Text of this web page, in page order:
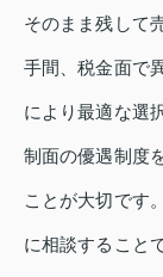
そのまま残して
手間、税金面で
により最適な選
制面の優遇制度
ことが大切です
に相談すること